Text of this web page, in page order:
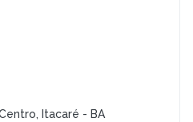
Itacaré - BA